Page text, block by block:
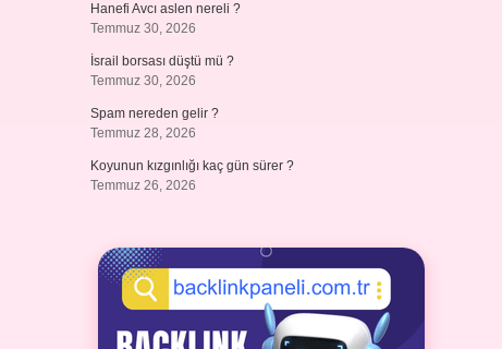
Hanefi Avcı aslen nereli ?
Temmuz 30, 2026
İsrail borsası düştü mü ?
Temmuz 30, 2026
Spam nereden gelir ?
Temmuz 28, 2026
Koyunun kızgınlığı kaç gün sürer ?
Temmuz 26, 2026